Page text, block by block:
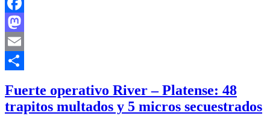
Facebook
Mastodon
Email
Fuerte operativo River – Platense: 48
trapitos multados y 5 micros secuestrados